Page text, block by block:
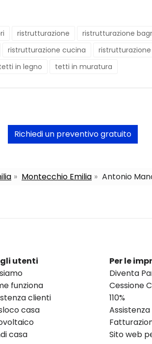
ristrutturazione
ristrutturazione
ristrutturazione cucina
in legno tetti in muratura
Richiedi un preventivo gratuito
Montecchio Emilia Antonio
gli utenti
funziona
clienti
casa
casa
Per le
Diventa
Cessione
110%
Sito web